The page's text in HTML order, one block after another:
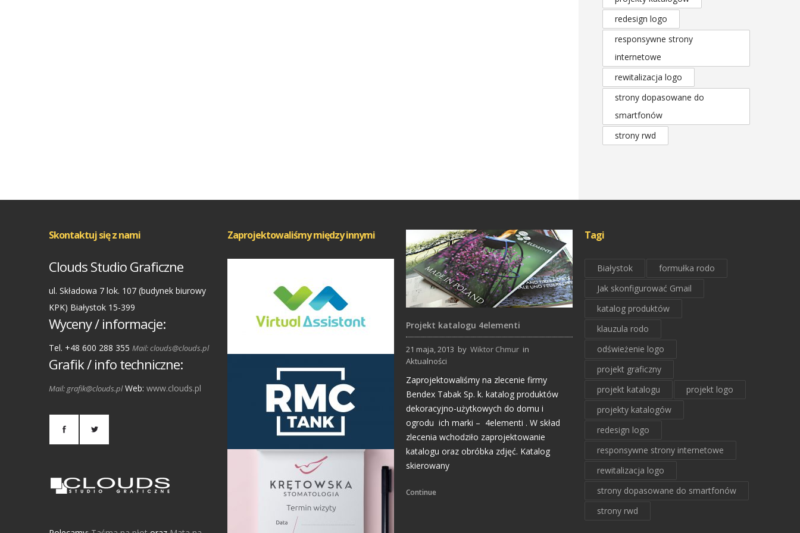
redesign logo
responsywne strony
internetowe
rewitalizacja logo
strony dopasowane do
smartfonów
strony rwd
Skontaktuj się z nami
Clouds Studio Graficzne
ul. Składowa 7 lok. 107 (budynek biurowy
KPK) Białystok 15-399
Wyceny / informacje:
Tel. +48 600 288 355 Mail: clouds@clouds.pl
Grafik / info techniczne:
Mail: grafik@clouds.plWeb: www.clouds.pl
Zaprojektowaliśmy między innymi
Projekty logo
Projekt katalogu 4elementi
21 maja, 2013 by Wiktor Chmur in
Aktualności
Zaprojektowaliśmy na zlecenie firmy
Bendex Tabak Sp. k. katalog produktów
dekoracyjno-użytkowych do domu i
ogrodu ich marki – 4elementi . W skład
zlecenia wchodziło zaprojektowanie
katalogu oraz obróbka zdjęć. Katalog
skierowany
Continue
Tagi
Białystok
formułka rodo
Jak skonfigurować Gmail
katalog produktów
klauzula rodo
odświeżenie logo
projekt graficzny
projekt katalogu
projekt logo
projekty katalogów
redesign logo
responsywne strony internetowe
rewitalizacja logo
strony dopasowane do smartfonów
strony rwd